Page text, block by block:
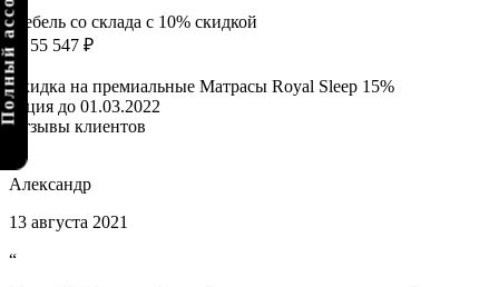
Мебель со склада с 10% скидкой
от 55 547 ₽
Скидка на премиальные Матрасы Royal Sleep 15%
акция до 01.03.2022
Отзывы клиентов
Александр
13 августа 2021
“